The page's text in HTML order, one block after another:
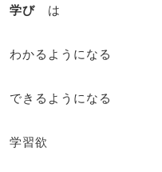
学び は
わかるようになる
できるようになる
学習欲